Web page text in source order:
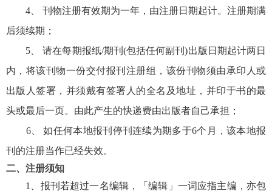
4、 刊物注册有效期为一年，由注册日期起计。注册期满
后须续期；
5、 请在每期报纸/期刊(包括任何副刊)出版日期起计两日
内，将该刊物一份交付报刊注册组，该份刊物须由承印人或
出版人签署，并须戴有签署人的全名及地址，并印于书的最
头或最后一页。由此产生的快递费由出版者自己承担；
6、 如任何本地报刊停刊连续为期多于6个月，该本地报
刊的注册当作已经失效。
二、注册须知
1、报刊若超过一名编辑，「编辑」一词应指主编，亦包